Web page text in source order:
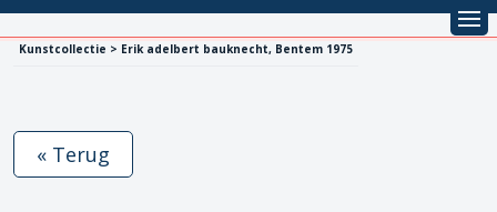
Kunstcollectie > Erik adelbert bauknecht, Bentem 1975
« Terug